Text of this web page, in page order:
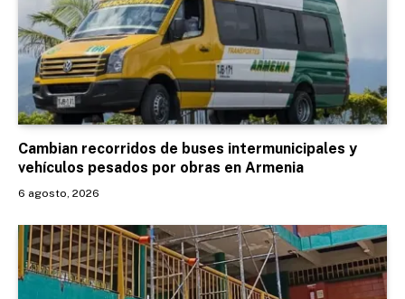
Cambian recorridos de buses intermunicipales y
vehículos pesados por obras en Armenia
6 agosto, 2026